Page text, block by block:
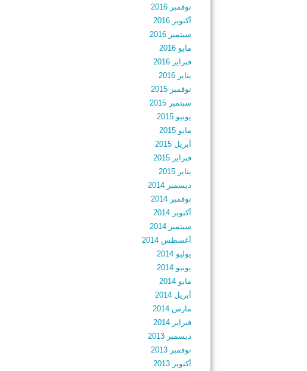
نوفمبر 2016
أكتوبر 2016
سبتمبر 2016
مايو 2016
فبراير 2016
يناير 2016
نوفمبر 2015
سبتمبر 2015
يونيو 2015
مايو 2015
أبريل 2015
فبراير 2015
يناير 2015
ديسمبر 2014
نوفمبر 2014
أكتوبر 2014
سبتمبر 2014
أغسطس 2014
يوليو 2014
يونيو 2014
مايو 2014
أبريل 2014
مارس 2014
فبراير 2014
ديسمبر 2013
نوفمبر 2013
أكتوبر 2013